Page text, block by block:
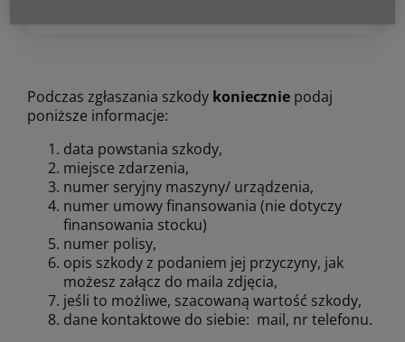
Podczas zgłaszania szkody koniecznie podaj
poniższe informacje:
data powstania szkody,
miejsce zdarzenia,
numer seryjny maszyny/ urządzenia,
numer umowy finansowania (nie dotyczy
finansowania stocku)
numer polisy,
opis szkody z podaniem jej przyczyny, jak
możesz załącz do maila zdjęcia,
jeśli to możliwe, szacowaną wartość szkody,
dane kontaktowe do siebie: mail, nr telefonu.